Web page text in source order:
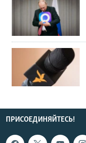
ПРИСОЕДИНЯЙТЕСЬ!